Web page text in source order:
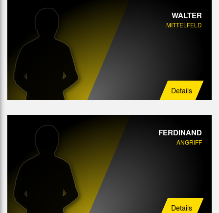
WALTER
MITTELFELD
Details
FERDINAND
ANGRIFF
Details